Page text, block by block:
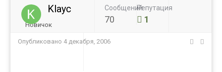
Klayc
Новичок
Сообщений
70
Репутация
1
Опубликовано 4 декабря, 2006